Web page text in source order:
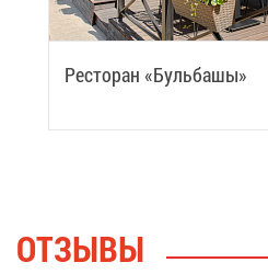
Ре­сто­ран «Буль­ба­шы»
ОТ­ЗЫ­ВЫ